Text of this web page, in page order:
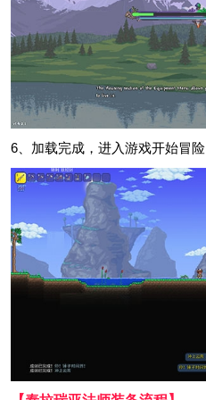
6、加载完成，进入游戏开始冒险